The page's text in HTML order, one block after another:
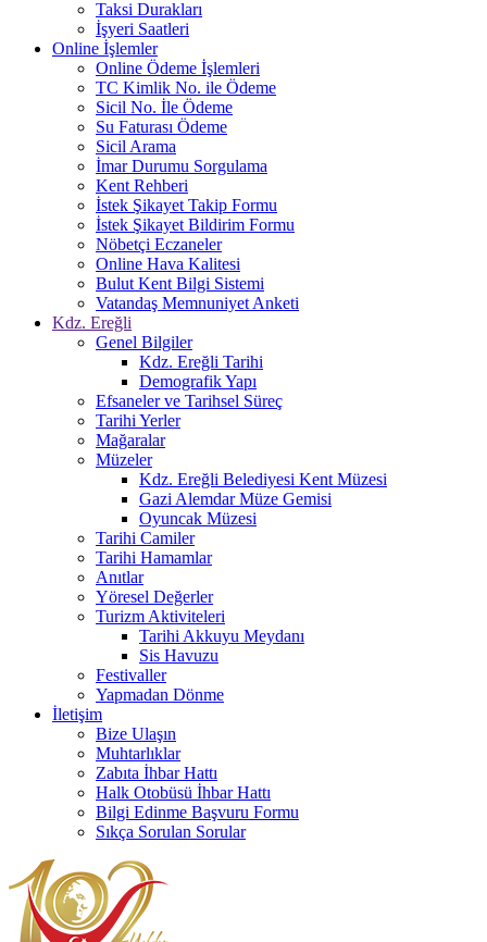
Taksi Durakları
İşyeri Saatleri
Online İşlemler
Online Ödeme İşlemleri
TC Kimlik No. ile Ödeme
Sicil No. İle Ödeme
Su Faturası Ödeme
Sicil Arama
İmar Durumu Sorgulama
Kent Rehberi
İstek Şikayet Takip Formu
İstek Şikayet Bildirim Formu
Nöbetçi Eczaneler
Online Hava Kalitesi
Bulut Kent Bilgi Sistemi
Vatandaş Memnuniyet Anketi
Kdz. Ereğli
Genel Bilgiler
Kdz. Ereğli Tarihi
Demografik Yapı
Efsaneler ve Tarihsel Süreç
Tarihi Yerler
Mağaralar
Müzeler
Kdz. Ereğli Belediyesi Kent Müzesi
Gazi Alemdar Müze Gemisi
Oyuncak Müzesi
Tarihi Camiler
Tarihi Hamamlar
Anıtlar
Yöresel Değerler
Turizm Aktiviteleri
Tarihi Akkuyu Meydanı
Sis Havuzu
Festivaller
Yapmadan Dönme
İletişim
Bize Ulaşın
Muhtarlıklar
Zabıta İhbar Hattı
Halk Otobüsü İhbar Hattı
Bilgi Edinme Başvuru Formu
Sıkça Sorulan Sorular